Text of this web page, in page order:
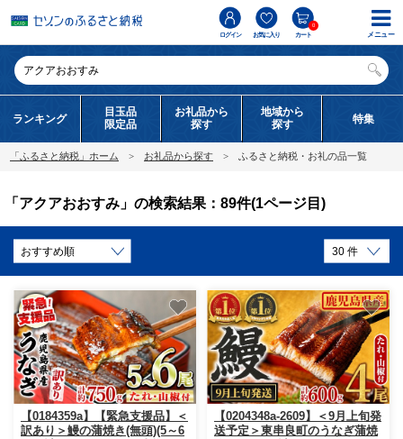
ログイン お気に入り カート
0
ランキング
目玉品
限定品
お礼品から
探す
地域から
探す
特集
「ふるさと納税」ホーム お礼品から探す ふるさと納税・お礼の品一覧
「アクアおおすみ」の検索結果：89件(1ページ目)
【0184359a】【緊急支援品】＜
訳あり＞鰻の蒲焼き(無頭)(5～6
【0204348a-2609】＜9月上旬発
送予定＞東串良町のうなぎ蒲焼
メニュー